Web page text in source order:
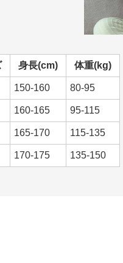
身長(cm) 体重(kg)
150-160 80-95
160-165 95-115
165-170 115-135
170-175 135-150